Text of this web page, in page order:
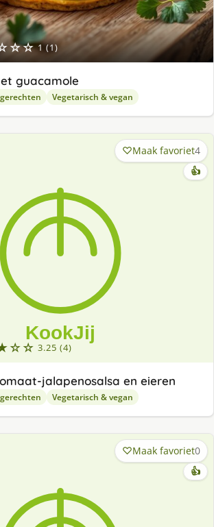
1 (1)
guacamole
Vegetarisch & vegan
3.25 (4)
Maak favoriet4
👍
jalapenosalsa en eieren
Vegetarisch & vegan
Maak favoriet0
👍